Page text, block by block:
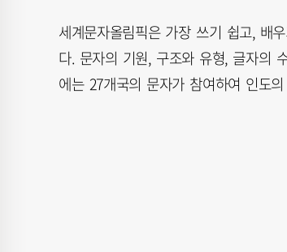
세계문자올림픽은 가장 쓰기 쉽고, 배
다. 문자의 기원, 구조와 유형, 글자의
에는 27개국의 문자가 참여하여 인도